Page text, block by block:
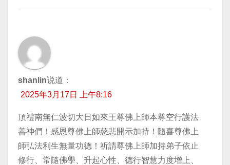
shanlin说道：
2025年3月17日 上午8:16
頂禮南無仁波切大日如來王尊佛上師本尊空行護法
善神們！感恩尊佛上師慈悲開示加持！隨喜尊佛上
師弘法利生無量功德！祈請尊佛上師加持弟子依止
修行、常隨佛學、升起心性、德行智慧力度增上、